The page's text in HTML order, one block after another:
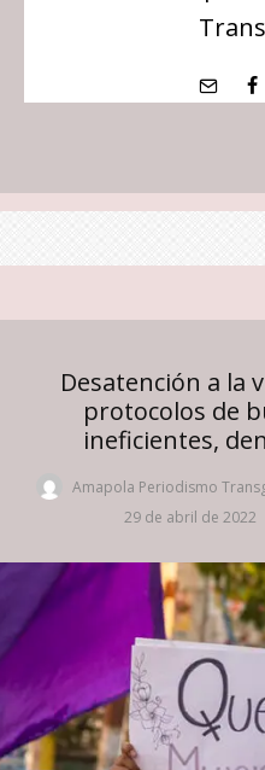
Desatención a la
protocolos de
ineficientes,
Amapola Periodismo
29 de abril de 2022